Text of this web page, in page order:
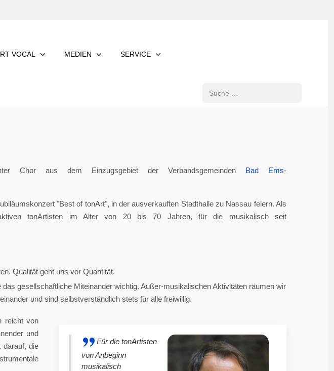
VOCAL MEDIEN SERVICE
Suchen
Chor aus dem Einzugsgebiet der Verbandsgemeinden Bad Ems-
"Best of tonArt", in der ausverkauften Stadthalle zu Nassau feiern. Als
tonArtisten im Alter von 20 bis 70 Jahren, für die musikalisch seit
Qualität geht uns vor Quantität.
gesellschaftliche Miteinander wichtig. Außer-musikalischen Aktivitäten räumen wir
und sind selbstverständlich stets für alle freiwillig.
Für die tonArtisten
von Anbeginn
musikalisch
reicht von
und
darauf, die